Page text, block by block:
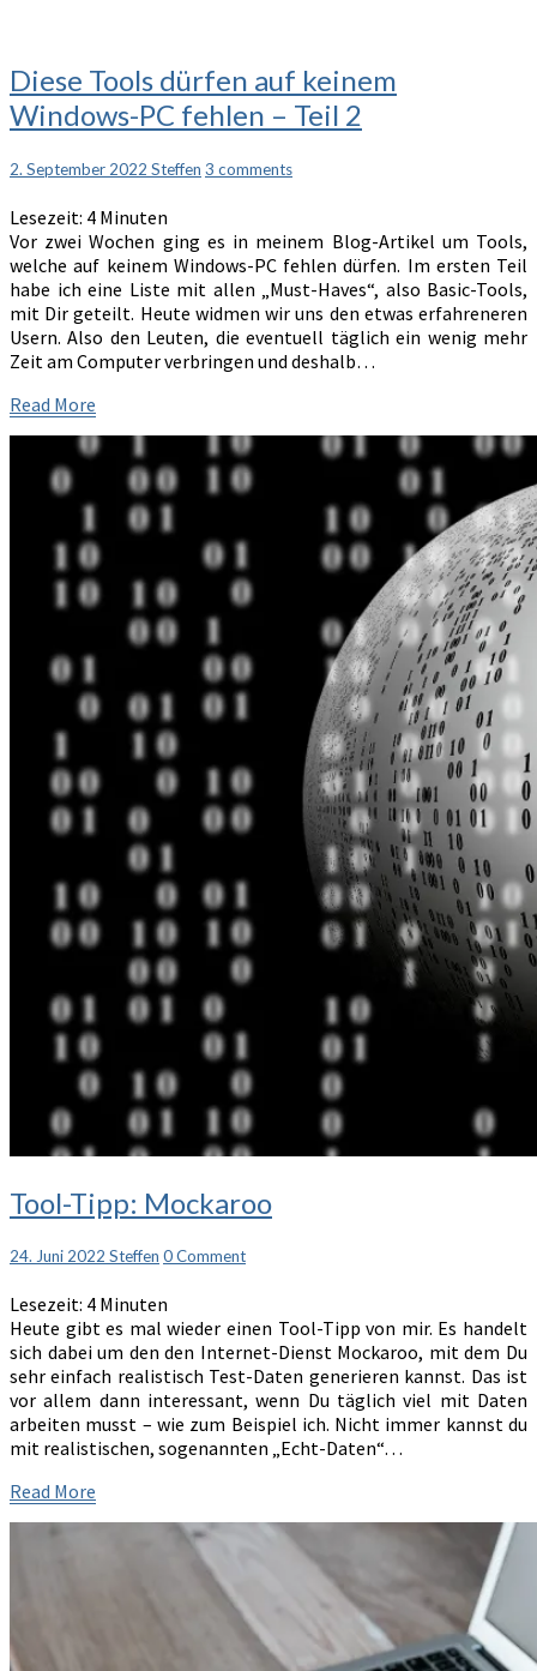
Diese
Tools
dürfen
keinem
PC
fehlen
–
Teil
2
Diese Tools dürfen auf keinem
Windows-PC fehlen – Teil 2
2. September 2022 Steffen Comments
3 comments
Lesezeit: 4 Minuten
Vor zwei Wochen ging es in meinem Blog-Artikel um Tools,
welche auf keinem Windows-PC fehlen dürfen. Im ersten Teil
habe ich eine Liste mit allen „Must-Haves“, also Basic-Tools,
mit Dir geteilt. Heute widmen wir uns den etwas erfahreneren
Usern. Also den Leuten, die eventuell täglich ein wenig mehr
Zeit am Computer verbringen und deshalb…
Read More
Tool-
Tipp:
Tool-Tipp: Mockaroo
24. Juni 2022 Steffen Comments
0 Comment
Lesezeit: 4 Minuten
Heute gibt es mal wieder einen Tool-Tipp von mir. Es handelt
sich dabei um den den Internet-Dienst Mockaroo, mit dem Du
sehr einfach realistisch Test-Daten generieren kannst. Das ist
vor allem dann interessant, wenn Du täglich viel mit Daten
arbeiten musst – wie zum Beispiel ich. Nicht immer kannst du
mit realistischen, sogenannten „Echt-Daten“…
Read More